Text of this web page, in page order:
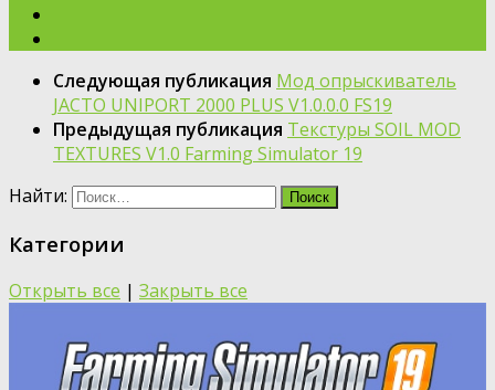
Следующая публикация Мод опрыскиватель
JACTO UNIPORT 2000 PLUS V1.0.0.0 FS19
Предыдущая публикация Текстуры SOIL MOD
TEXTURES V1.0 Farming Simulator 19
Найти:
Категории
Открыть все | Закрыть все